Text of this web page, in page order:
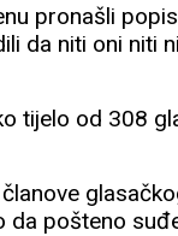
pronašli
da niti oni niti
tijelo od 308
da pošteno